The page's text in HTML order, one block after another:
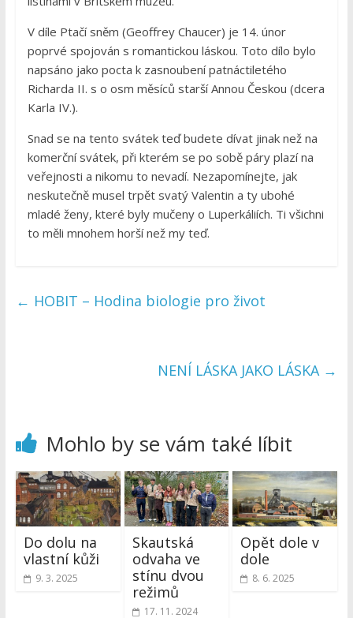
V díle Ptačí sněm (Geoffrey Chaucer) je 14. únor
poprvé spojován s romantickou láskou. Toto dílo bylo
napsáno jako pocta k zasnoubení patnáctiletého
Richarda II. s o osm měsíců starší Annou Českou (dcera
Karla IV.).
Snad se na tento svátek teď budete dívat jinak než na
komerční svátek, při kterém se po sobě páry plazí na
veřejnosti a nikomu to nevadí. Nezapomínejte, jak
neskutečně musel trpět svatý Valentin a ty ubohé
mladé ženy, které byly mučeny o Luperkáliích. Ti všichni
to měli mnohem horší než my teď.
← HOBIT – Hodina biologie pro život
NENÍ LÁSKA JAKO LÁSKA →
Mohlo by se vám také líbit
Do dolu na
vlastní kůži
9. 3. 2025
Skautská
odvaha ve
stínu dvou
režimů
17. 11. 2024
Opět dole v
dole
8. 6. 2025